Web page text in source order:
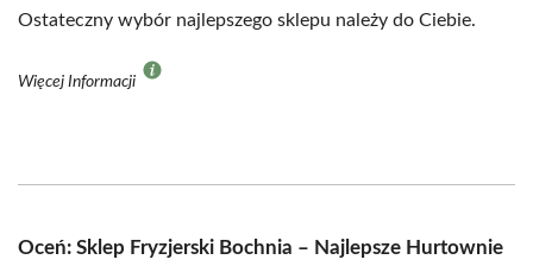
Ostateczny wybór najlepszego sklepu należy do Ciebie.
Więcej Informacji
Oceń: Sklep Fryzjerski Bochnia – Najlepsze Hurtownie